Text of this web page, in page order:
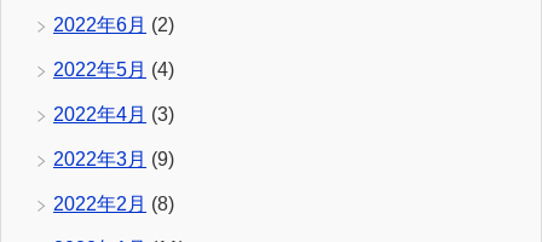
2022年6月 (2)
2022年5月 (4)
2022年4月 (3)
2022年3月 (9)
2022年2月 (8)